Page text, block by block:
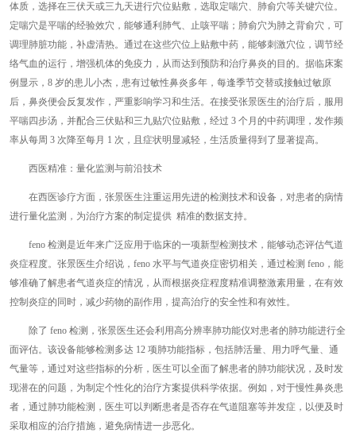
体质，选择在三伏天或三九天进行穴位贴敷，选取定喘穴、肺俞穴等关键穴位。
定喘穴是平喘的经验效穴，能够通利肺气、止咳平喘；肺俞穴为肺之背俞穴，可
调理肺脏功能，补虚清热。通过在这些穴位上贴敷中药，能够刺激穴位，调节经
络气血的运行，增强机体的免疫力，从而达到预防和治疗鼻炎的目的。据临床案
例显示，8 岁的患儿小杰，患有过敏性鼻炎多年，每逢季节交替或接触过敏原
后，鼻炎便会反复发作，严重影响学习和生活。在接受张景医生的治疗后，服用
平喘四步汤，并配合三伏贴和三九贴穴位贴敷，经过 3 个月的中药调理，发作频
率从每周 3 次降至每月 1 次，且症状明显减轻，生活质量得到了显著提高。
西医精准：量化监测与前沿技术
在西医诊疗方面，张景医生注重运用先进的检测技术和设备，对患者的病情
进行量化监测，为治疗方案的制定提供 精准的数据支持。
feno 检测是近年来广泛应用于临床的一项新型检测技术，能够动态评估气道
炎症程度。张景医生介绍说，feno 水平与气道炎症密切相关，通过检测 feno，能
够准确了解患者气道炎症的情况，从而根据炎症程度精准调整激素用量，在有效
控制炎症的同时，减少药物的副作用，提高治疗的安全性和有效性。
除了 feno 检测，张景医生还会利用高分辨率肺功能仪对患者的肺功能进行全
面评估。该设备能够检测多达 12 项肺功能指标，包括肺活量、用力呼气量、通
气量等，通过对这些指标的分析，医生可以全面了解患者的肺功能状况，及时发
现潜在的问题，为制定个性化的治疗方案提供科学依据。例如，对于慢性鼻炎患
者，通过肺功能检测，医生可以判断患者是否存在气道阻塞等并发症，以便及时
采取相应的治疗措施，避免病情进一步恶化。